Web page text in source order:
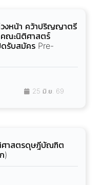
งหน้า คว้าปริญญาตรี
คณะนิติศาสตร์
รับสมัคร Pre-
25 มิ.ย. 69
าสตรดุษฎีบัณฑิต
)